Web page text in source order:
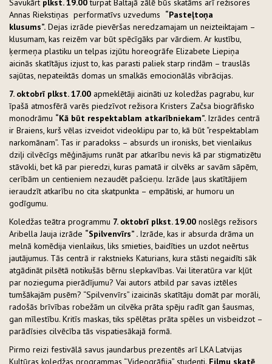
Savukārt plkst. 19.00turpat Baltajā zālē būs skatāms arī režisores
Annas Riekstiņas performatīvs uzvedums “Pasteļtoņa
klusums”. Dejas izrāde pievēršas neredzamajam un neizteiktajam –
klusumam, kas reizēm var būt spēcīgāks par vārdiem. Ar kustību,
ķermeņa plastiku un telpas izjūtu horeogrāfe Elizabete Liepiņa
aicinās skatītājus izjust to, kas parasti paliek starp rindām – trauslās
sajūtas, nepateiktās domas un smalkās emocionālās vibrācijas.
7. oktobrī plkst. 17.00 apmeklētāji aicināti uz koledžas pagrabu, kur
īpašā atmosfērā varēs piedzīvot režisora Kristers Začsa biogrāfisko
monodrāmu “Kā būt respektablam atkarībniekam”. Izrādes centrā
ir Braiens, kurš vēlas izveidot videoklipu par to, kā būt “respektablam
narkomānam”. Tas ir paradokss – absurds un ironisks, bet vienlaikus
dziļi cilvēcīgs mēģinājums runāt par atkarību nevis kā par stigmatizētu
stāvokli, bet kā par pieredzi, kuras pamatā ir cilvēks ar savām sāpēm,
cerībām un centieniem nezaudēt pašcieņu. Izrāde ļaus skatītājiem
ieraudzīt atkarību no cita skatpunkta – empātiski, ar humoru un
godīgumu.
Koledžas teātra programmu 7. oktobrī plkst. 19.00 noslēgs režisors
Aribella Jauja izrāde “Spilvenvīrs” . Izrāde, kas ir absurda drāma un
melnā komēdija vienlaikus, liks smieties, baidīties un uzdot neērtus
jautājumus. Tās centrā ir rakstnieks Katurians, kura stāsti negaidīti sāk
atgādināt pilsētā notikušās bērnu slepkavības. Vai literatūra var kļūt
par nozieguma pierādījumu? Vai autors atbild par savas iztēles
tumšākajām pusēm? “Spilvenvīrs” izaicinās skatītāju domāt par morāli,
radošās brīvības robežām un cilvēka prāta spēju radīt gan šausmas,
gan mīlestību. Kritīs maskas, tiks spēlētas prāta spēles un visbeidzot –
parādīsies cilvēcība tās vispatiesākajā formā.
Pirmo reizi festivālā savus jaundarbus prezentēs arī LKA Latvijas
Kultūras koledžas programmas “Videogrāfija” studenti. Filmu skatē